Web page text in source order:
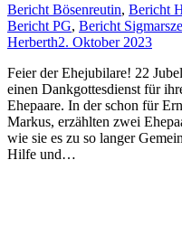
Bericht Bösenreutin, Bericht
Bericht PG, Bericht
Herberth2. Oktober 2023
Feier der Ehejubilare! 22
einen Dankgottesdienst für
Ehepaare. In der schon für
Markus, erzählten zwei
wie sie es zu so langer
Hilfe und…